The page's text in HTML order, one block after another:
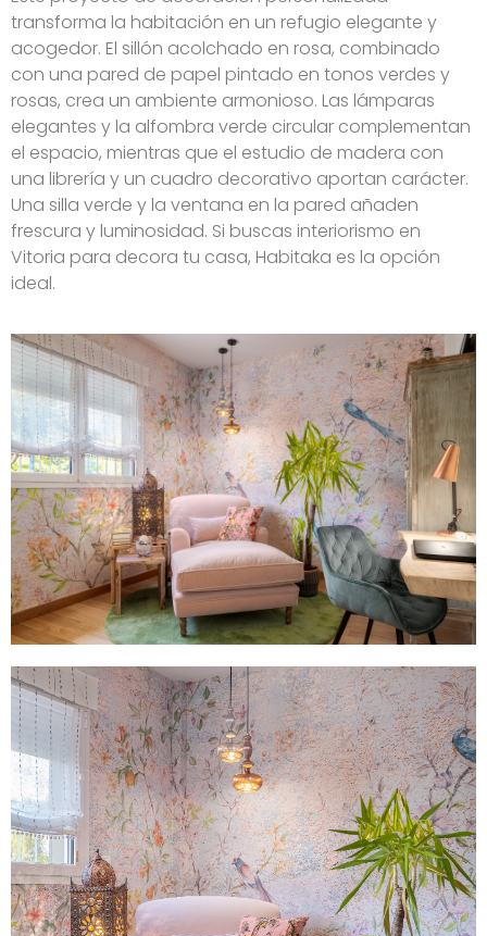
transforma la habitación en un refugio elegante y
acogedor. El sillón acolchado en rosa, combinado
con una pared de papel pintado en tonos verdes y
rosas, crea un ambiente armonioso. Las lámparas
elegantes y la alfombra verde circular complementan
el espacio, mientras que el estudio de madera con
una librería y un cuadro decorativo aportan carácter.
Una silla verde y la ventana en la pared añaden
frescura y luminosidad. Si buscas interiorismo en
Vitoria para decora tu casa, Habitaka es la opción
ideal.